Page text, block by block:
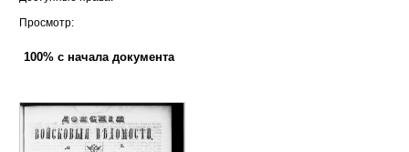
Просмотр:
100% с начала документа